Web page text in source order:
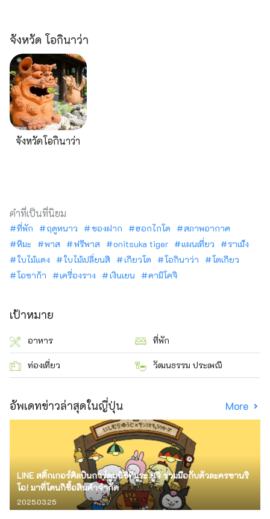
จังหวัด โอกินาว่า
จังหวัดโอกินาว่า
คำที่เป็นที่นิยม
ที่พัก ฤดูหนาว ของฝาก ฮอกไกโด
สภาพอากาศ
หิมะ
พาส ฟรีพาส onitsuka tiger แผนเที่ยว
ราเม็ง
ใบไม้แดง
ใบไม้เปลี่ยนสี เกียวโต โอกินาว่า
โตเกียว
โอซาก้า
เครื่องราง เงินเยน คามิโคจิ
เป้าหมาย
อาหาร ที่พัก
ท่องเที่ยว วัฒนธรรม ประเพณี
อัพเดทข่าวล่าสุดในญี่ปุ่น More
LINE สติ๊กเกอร์ศิลปินการ์ตูนนิชิทีมูระ ยูจิ ร่วมมือกับตัวละครซานริ
โอ! มาที่โดนกิซื้อสินค้าจำกัด
2025.03.25